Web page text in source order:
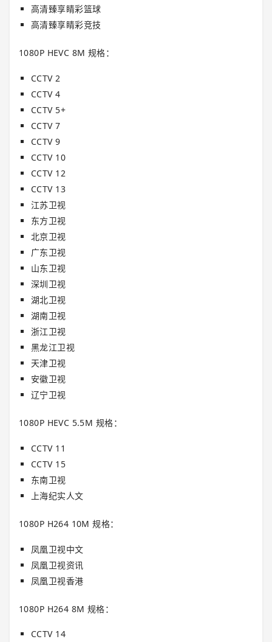
高清臻享睛彩篮球
高清臻享睛彩竞技
1080P HEVC 8M 规格：
CCTV 2
CCTV 4
CCTV 5+
CCTV 7
CCTV 9
CCTV 10
CCTV 12
CCTV 13
江苏卫视
东方卫视
北京卫视
广东卫视
山东卫视
深圳卫视
湖北卫视
湖南卫视
浙江卫视
黑龙江卫视
天津卫视
安徽卫视
辽宁卫视
1080P HEVC 5.5M 规格：
CCTV 11
CCTV 15
东南卫视
上海纪实人文
1080P H264 10M 规格：
凤凰卫视中文
凤凰卫视资讯
凤凰卫视香港
1080P H264 8M 规格：
CCTV 14